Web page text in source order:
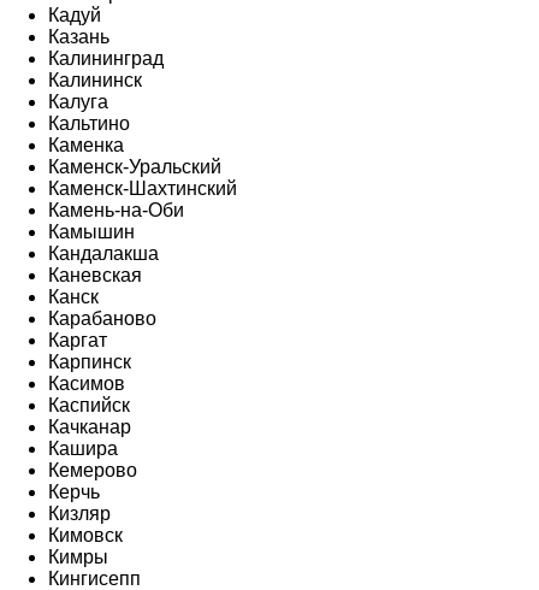
Кадуй
Казань
Калининград
Калининск
Калуга
Кальтино
Каменка
Каменск-Уральский
Каменск-Шахтинский
Камень-на-Оби
Камышин
Кандалакша
Каневская
Канск
Карабаново
Каргат
Карпинск
Касимов
Каспийск
Качканар
Кашира
Кемерово
Керчь
Кизляр
Кимовск
Кимры
Кингисепп